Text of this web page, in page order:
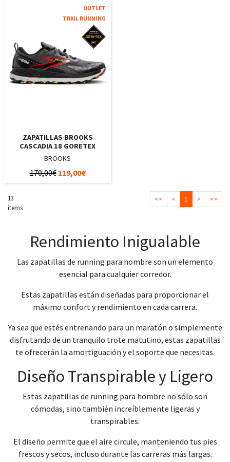
OUTLET
TRAIL RUNNING
ZAPATILLAS BROOKS
CASCADIA 18 GORETEX
BROOKS
170,00€ 119,00€
13
items
<< < 1 > >>
Rendimiento Inigualable
Las zapatillas de running para hombre son un elemento
esencial para cualquier corredor.
Estas zapatillas están diseñadas para proporcionar el
máximo confort y rendimiento en cada carrera.
Ya sea que estés entrenando para un maratón o simplemente
disfrutando de un tranquilo trote matutino, estas zapatillas
te ofrecerán la amortiguación y el soporte que necesitas.
Diseño Transpirable y Ligero
Estas zapatillas de running para hombre no sólo son
cómodas, sino también increíblemente ligeras y
transpirables.
El diseño permite que el aire circule, manteniendo tus pies
frescos y secos, incluso durante las carreras más largas.